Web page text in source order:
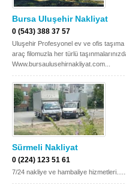
Samsun Siirt
Sinop Sivas
Şanlıurfa Şırnak
Tekirdağ Tokat
Trabzon Tunceli
Uşak Van
Yalova
Zonguldak
Bursa Uluşehir Nakliyat
0 (543) 388 37 57
Uluşehir Profesyonel ev ve ofis
araç filomuzla her türlü
Www.bursaulusehirnakliyat.com...
Sürmeli Nakliyat
0 (224) 123 51 61
7/24 nakliye ve hambaliye